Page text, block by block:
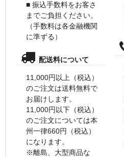
■ 振込手数料をお客さ
までご負担ください。
（手数料は各金融機関
に準ずる）
配送料について
11,000円以上（税込）
のご注文は送料無料で
お届けします。
11,000円以下（税込）
のご注文については本
州一律660円（税込）
になります。
※離島、大型商品な